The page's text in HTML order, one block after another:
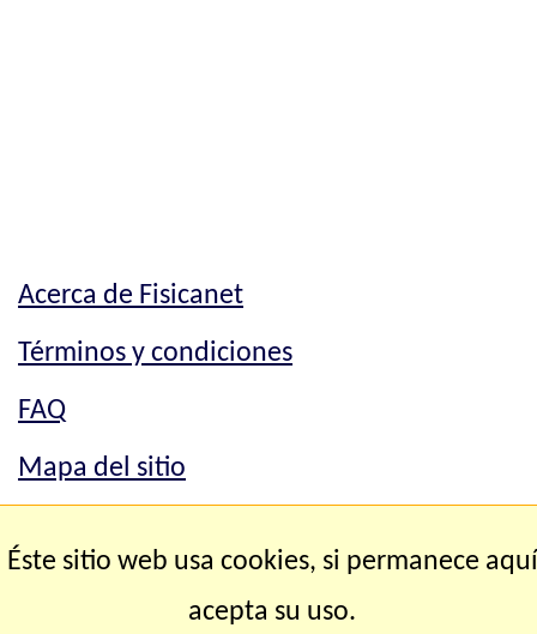
Acerca de Fisicanet
Términos y condiciones
FAQ
Mapa del sitio
Éste sitio web usa cookies, si permanece aquí
acepta su uso.